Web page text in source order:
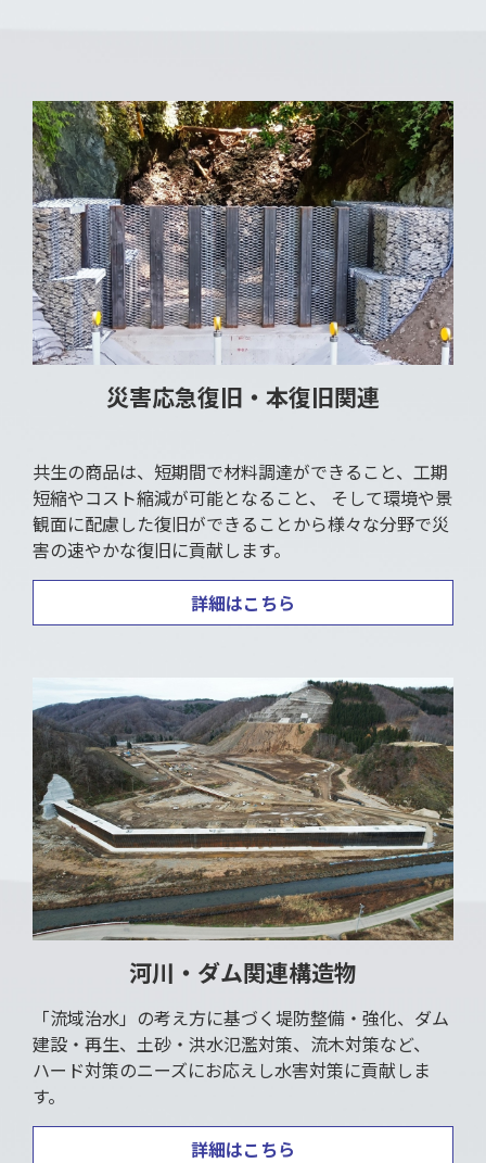
災害応急復旧・本復旧関連
共生の商品は、短期間で材料調達ができること、工期
短縮やコスト縮減が可能となること、 そして環境や景
観面に配慮した復旧ができることから様々な分野で災
害の速やかな復旧に貢献します。
詳細はこちら
河川・ダム関連構造物
「流域治水」の考え方に基づく堤防整備・強化、ダム
建設・再生、土砂・洪水氾濫対策、流木対策など、
ハード対策のニーズにお応えし水害対策に貢献しま
す。
詳細はこちら